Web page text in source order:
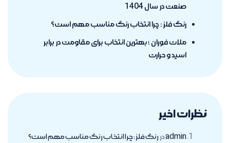
صنعت در سال 1404
رنگ فلز : چرا انتخاب رنگ مناسب مهم است؟
ملات فوران ؛ بهترین انتخاب برای مقاومت در برابر
اسید و حرارت
نظرات اخیر
adminدررنگ فلز : چرا انتخاب رنگ مناسب مهم است؟